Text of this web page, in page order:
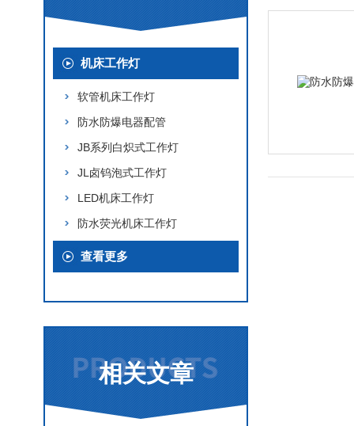
机床工作灯
软管机床工作灯
防水防爆电器配管
JB系列白炽式工作灯
JL卤钨泡式工作灯
LED机床工作灯
防水荧光机床工作灯
查看更多
相关文章